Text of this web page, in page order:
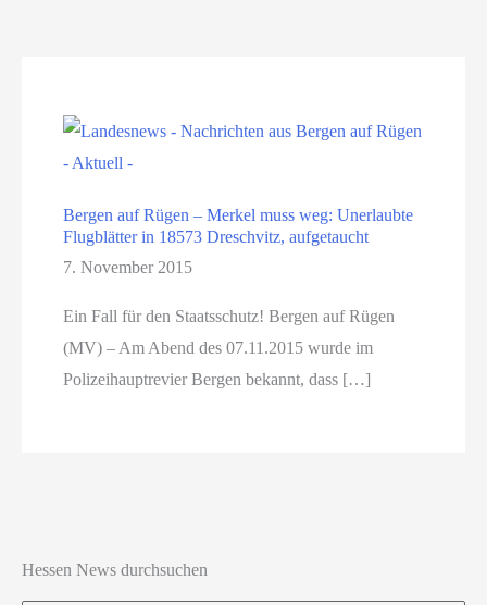
Bergen auf Rügen – Merkel muss weg: Unerlaubte
Flugblätter in 18573 Dreschvitz, aufgetaucht
7. November 2015
Ein Fall für den Staatsschutz! Bergen auf Rügen
(MV) – Am Abend des 07.11.2015 wurde im
Polizeihauptrevier Bergen bekannt, dass […]
Hessen News durchsuchen